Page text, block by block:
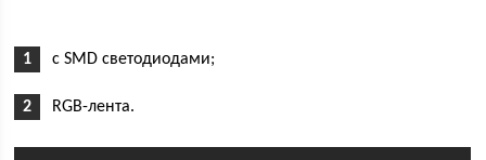
с SMD светодиодами;
RGB-лента.